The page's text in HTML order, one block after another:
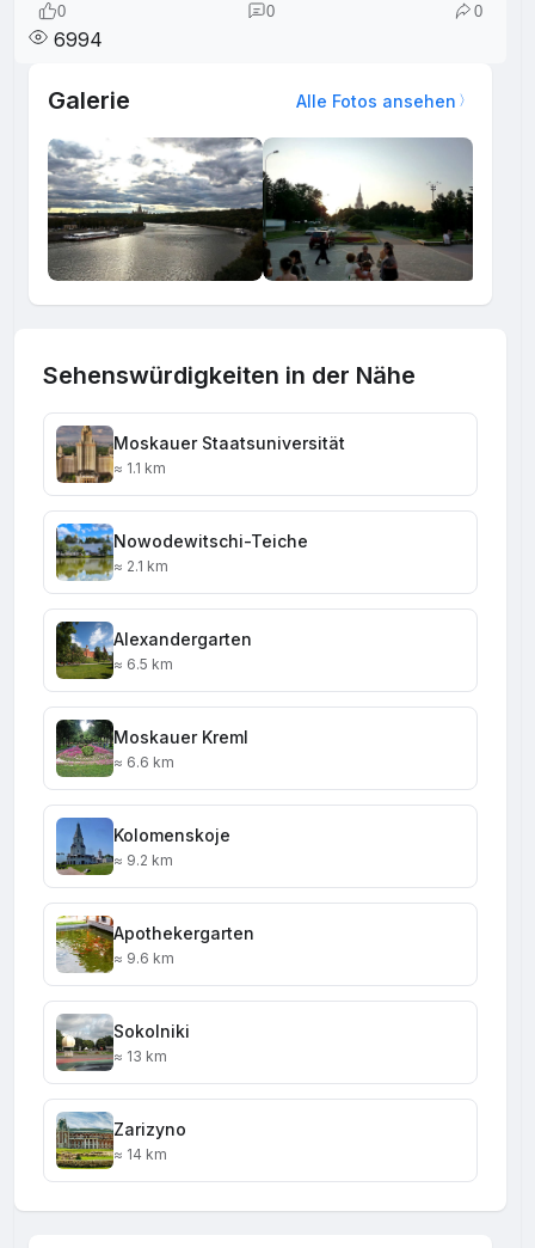
0 0 0
6994
Galerie Alle Fotos ansehen
Sehenswürdigkeiten in der Nähe
Moskauer Staatsuniversität
≈ 1.1 km
Nowodewitschi-Teiche
≈ 2.1 km
Alexandergarten
≈ 6.5 km
Moskauer Kreml
≈ 6.6 km
Kolomenskoje
≈ 9.2 km
Apothekergarten
≈ 9.6 km
Sokolniki
≈ 13 km
Zarizyno
≈ 14 km